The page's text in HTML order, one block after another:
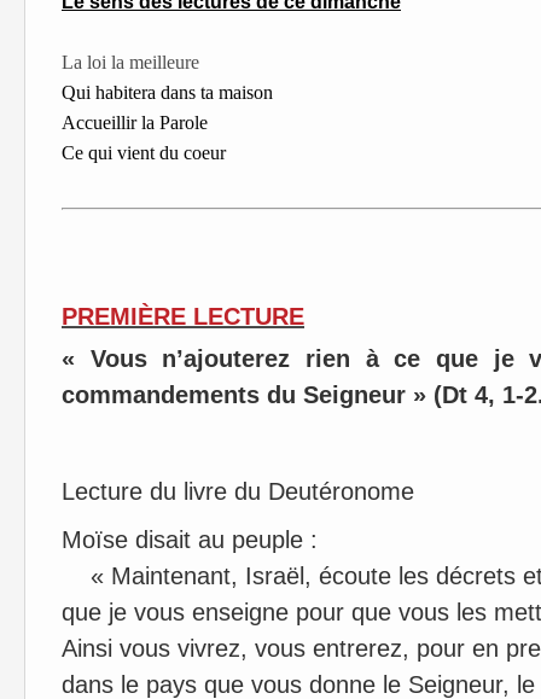
La loi la meilleure
Qui habitera dans ta maison
Accueillir la Parole
Ce qui vient du coeur
PREMIÈRE LECTURE
« Vous n’ajouterez rien à ce que je
commandements du Seigneur » (Dt 4, 1-
Lecture du livre du Deutéronome
Moïse disait au peuple :
« Maintenant, Israël, écoute les décrets
que je vous enseigne pour que vous les
Ainsi vous vivrez, vous entrerez, pour en
dans le pays que vous donne le Seigneur,